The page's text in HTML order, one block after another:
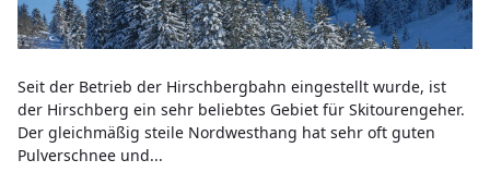
Seit der Betrieb der Hirschbergbahn eingestellt wurde, ist
der Hirschberg ein sehr beliebtes Gebiet für Skitourengeher.
Der gleichmäßig steile Nordwesthang hat sehr oft guten
Pulverschnee und...